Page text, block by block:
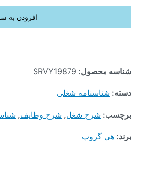
افزودن به سبد خرید
محصول:SRVY19879
شغلی
شرح شغل ,شرح وظایف, شناسنامه شغل
گروپ